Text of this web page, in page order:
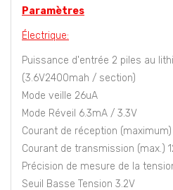
Paramètres
Électrique:
Puissance d'entrée 2 piles au
(3.6V2400mah / section)
Mode veille 26uA
Mode Réveil 6.3mA / 3.3V
Courant de réception (maximum)
Courant de transmission (max.)
Précision de mesure de la
Seuil Basse Tension 3.2V